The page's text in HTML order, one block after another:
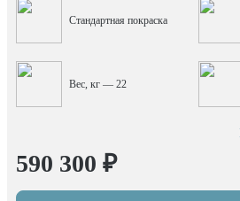
Стандартная покраска
Вес, кг — 22
590 300 ₽